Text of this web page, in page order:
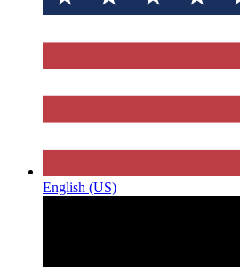
English (US)